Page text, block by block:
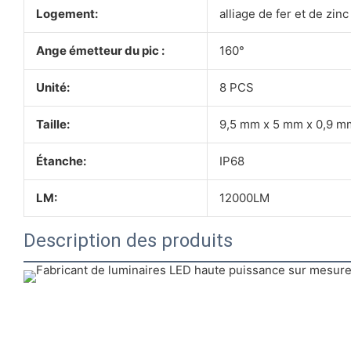
Logement: alliage de fer et de zinc
Ange émetteur du pic : 160°
Unité: 8 PCS
Taille: 9,5 mm x 5 mm x 0,9
Étanche: IP68
LM: 12000LM
Description des produits